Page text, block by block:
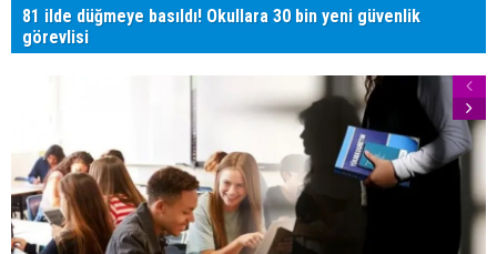
81 ilde düğmeye basıldı! Okullara 30 bin yeni güvenlik
görevlisi